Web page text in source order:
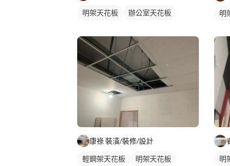
明架天花板
辦公室天花板
康祿 裝潢/裝修/設計
輕鋼架天花板 明架天花板
明
明